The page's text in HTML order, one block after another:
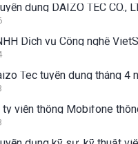
dụng DAIZO TEC CO.,
Dịch vụ Công nghệ
Tec tuyển dụng tháng 4
ty viễn thông Mobifone